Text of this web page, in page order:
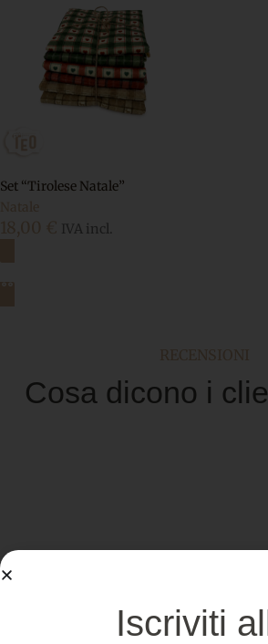
Set “Tirolese Natale”
IVA incl.
Cosa dicono i
Iscriviti